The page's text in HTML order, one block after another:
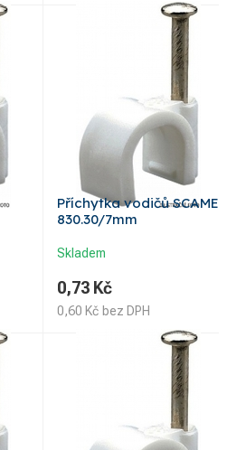
Příchytka vodičů SCAME
830.30/7mm
Skladem
0,73 Kč
0,60 Kč bez DPH